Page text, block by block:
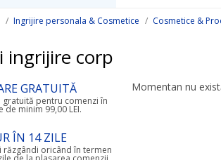
Ingrijire personala & Cosmetice Cosmetice &
ingrijire corp
Momentan nu
GRATUITĂ
gratuită pentru comenzi în
de minim 99,00 LEI.
ÎN 14 ZILE
răzgândi oricând în termen